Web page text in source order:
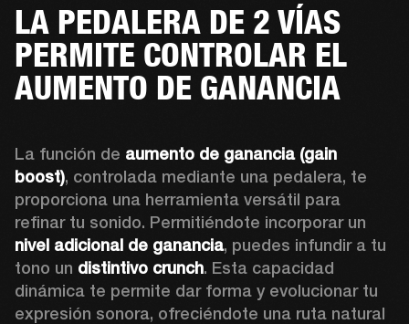
LA PEDALERA DE 2 VÍAS
PERMITE CONTROLAR EL
AUMENTO DE GANANCIA
La función de aumento de ganancia (gain
boost), controlada mediante una pedalera, te
proporciona una herramienta versátil para
nivel adicional de ganancia, puedes infundir a tu
tono un distintivo crunch. Esta capacidad
dinámica te permite dar forma y evolucionar tu
expresión sonora, ofreciéndote una ruta natural